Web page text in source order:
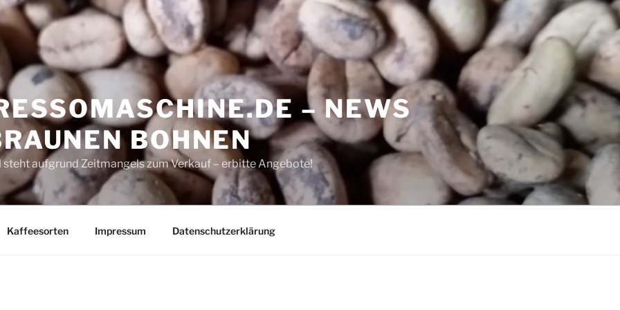
– NEWS
BOHNEN
aufgrund Zeitmangels zum Verkauf – erbitte Angebote!
Kaffeesorten Impressum Datenschutzerklärung